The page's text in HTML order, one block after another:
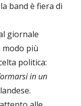
band è fiera di
giornale
modo più
politica:
in un